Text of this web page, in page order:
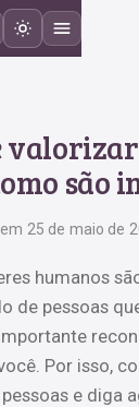
valorizar
são
25 de maio de
humanos
de pessoas
Por isso,
e diga